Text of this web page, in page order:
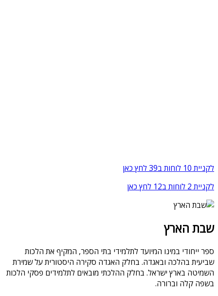
לקניית 10 לוחות ב39 לחץ כאן
לקניית 2 לוחות ב12 לחץ כאן
שבת הארץ
ספר ייחודי במינו המיועד לתלמידי בתי הספר, המקיף את הלכות
שביעית בהלכה ובאגדה. בחלק האגדה סקירה היסטורית על שמירת
השמיטה בארץ ישראל. בחלק ההלכתי מובאים לתלמידים פסקי הלכות
בשפה קלה וברורה.